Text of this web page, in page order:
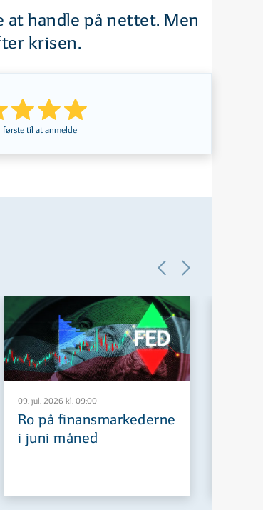
at handle på nettet. Men
krisen.
til at anmelde
09. jul. 2026 kl. 09:00
Ro på finansmarkederne
i juni måned